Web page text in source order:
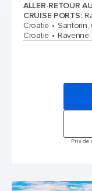
ALLER-RETOUR
CRUISE PORTS:
Croatie
Santorin,
Croatie
Ravenne
Prix de